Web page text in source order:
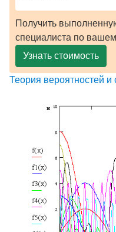
Получить
специалиста по
Узнать стоимость
Теория вероятностей и